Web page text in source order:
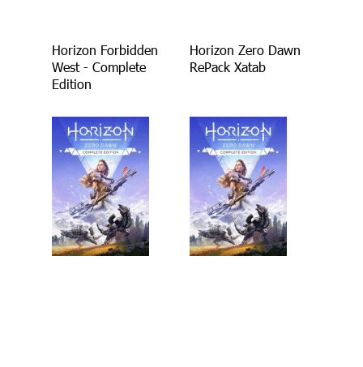
Horizon Forbidden
West - Complete
Edition
Horizon Zero Dawn
RePack Xatab